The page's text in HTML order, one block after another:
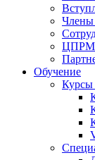
Члены
ЦПРМ
Oбучение
Курсы